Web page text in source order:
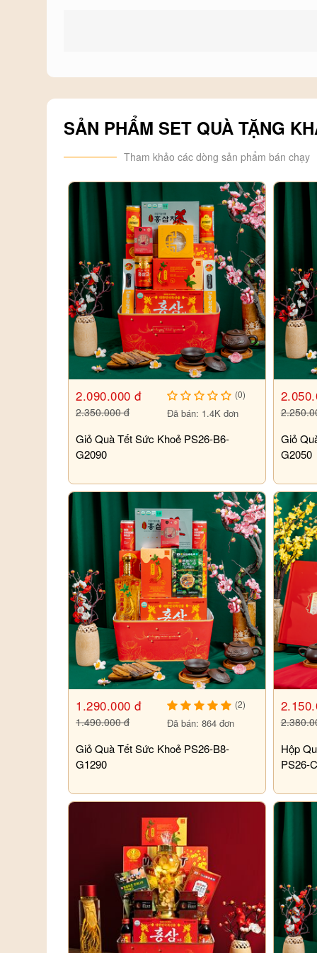
SẢN PHẨM SET QUÀ TẶNG
Tham khảo các dòng sản phẩm bán chạy
2.090.000 đ
2.350.000 đ
(0)
Đã bán: 1.4K đơn
Giỏ Quà Tết Sức Khoẻ PS26-B6-
G2090
Giỏ
G2050
1.290.000 đ
1.490.000 đ
(2)
Đã bán: 864 đơn
Giỏ Quà Tết Sức Khoẻ PS26-B8-
G1290
Hộp
PS26-